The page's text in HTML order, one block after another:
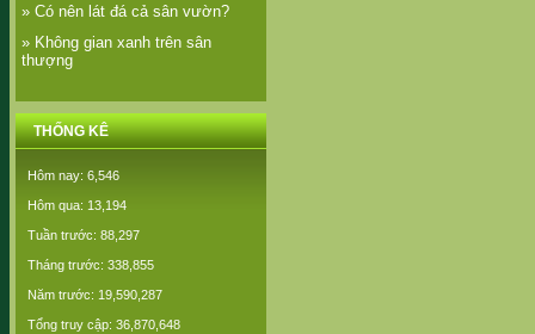
» Có nên lát đá cả sân vườn?
» Không gian xanh trên sân
thượng
THỐNG KÊ
Hôm nay: 6,546
Hôm qua: 13,194
Tuần trước: 88,297
Tháng trước: 338,855
Năm trước: 19,590,287
Tổng truy cập: 36,870,648